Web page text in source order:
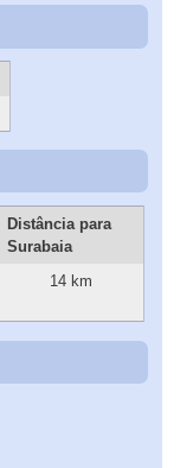
Distância para
Surabaia
14 km